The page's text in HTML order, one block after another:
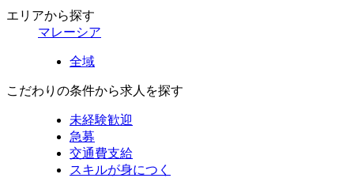
エリアから探す
マレーシア
全域
こだわりの条件から求人を探す
未経験歓迎
急募
交通費支給
スキルが身につく